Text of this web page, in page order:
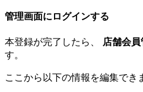
管理画面にログインする
本登録が完了したら、 店舗会
す。
ここから以下の情報を編集でき